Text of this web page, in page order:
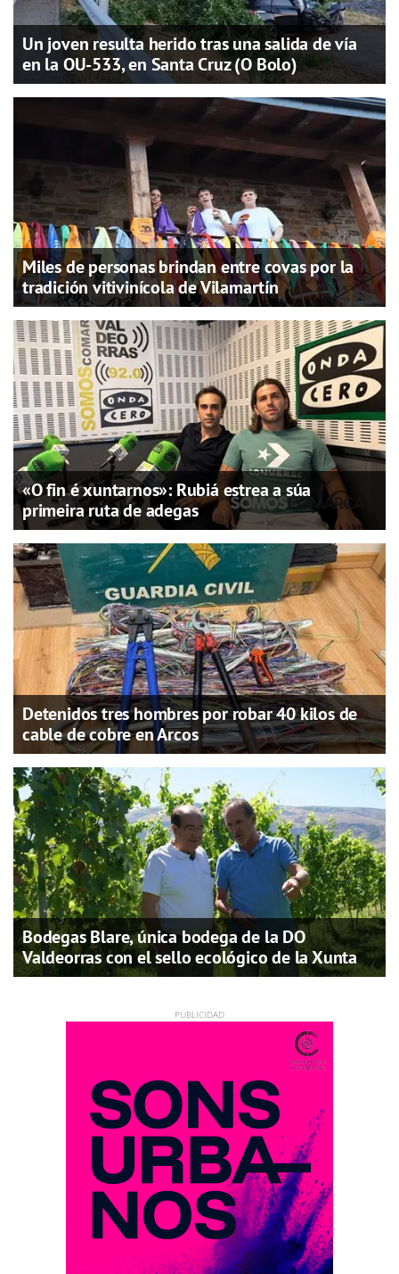
Un joven resulta herido tras una salida de vía
en la OU-533, en Santa Cruz (O Bolo)
Miles de personas brindan entre covas por la
tradición vitivinícola de Vilamartín
«O fin é xuntarnos»: Rubiá estrea a súa
primeira ruta de adegas
Detenidos tres hombres por robar 40 kilos de
cable de cobre en Arcos
Bodegas Blare, única bodega de la DO
Valdeorras con el sello ecológico de la Xunta